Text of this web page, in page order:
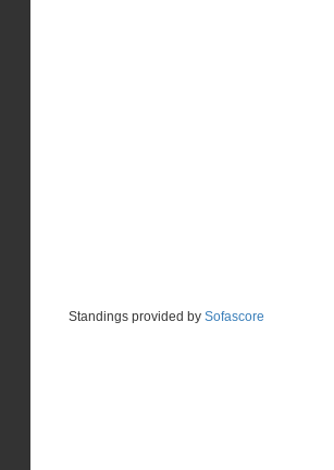
Standings provided bySofascore